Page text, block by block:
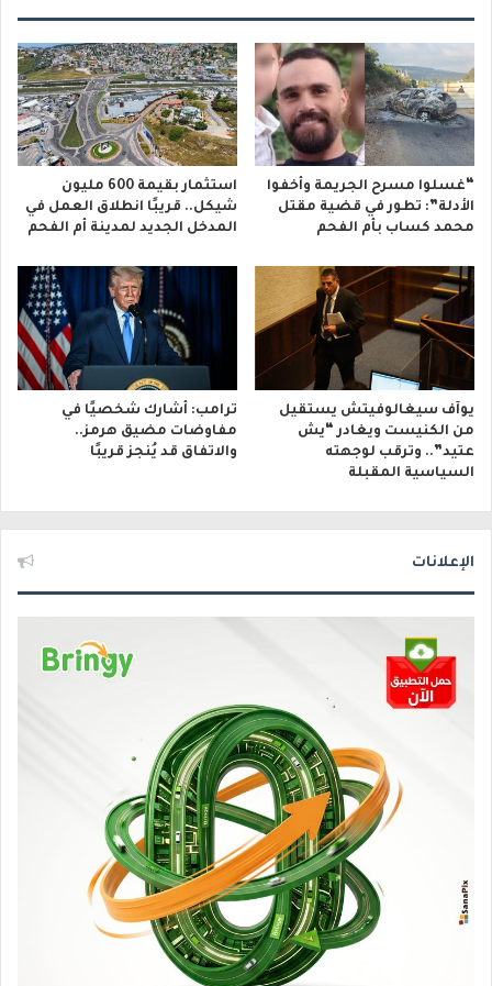
“غسلوا مسرح الجريمة وأخفوا
الأدلة”: تطور في قضية مقتل
محمد كساب بأم الفحم
استثمار بقيمة 600 مليون
شيكل.. قريبًا انطلاق العمل في
المدخل الجديد لمدينة أم الفحم
يوآف سيغالوفيتش يستقيل
من الكنيست ويغادر “يش
عتيد”.. وترقب لوجهته
السياسية المقبلة
ترامب: أشارك شخصيًا في
مفاوضات مضيق هرمز..
والاتفاق قد يُنجز قريبًا
الإعلانات